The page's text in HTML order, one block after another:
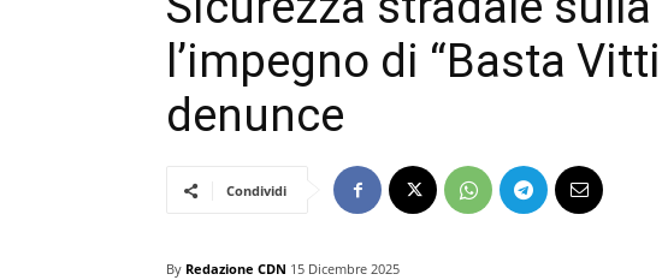
l’impegno di “Basta
denunce
Condividi
By Redazione CDN 15 Dicembre 2025